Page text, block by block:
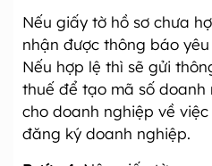
Nếu giấy tờ hồ sơ chưa
nhận được thông báo
Nếu hợp lệ thì sẽ gửi
thuế để tạo mã số
cho doanh nghiệp về
đăng ký doanh nghiệp.